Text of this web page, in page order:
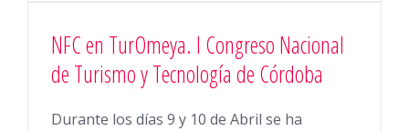
NFC en TurOmeya. I Congreso Nacional
de Turismo y Tecnología de Córdoba
Durante los días 9 y 10 de Abril se ha